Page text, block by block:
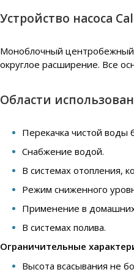
Устройство насоса
Моноблочный центробежный
округлое расширение. Все
Области
Перекачка чистой воды
Снабжение водой.
В системах отопления,
Режим сниженного
Применение в домашних
В системах полива.
Ограничительные
Высота всасывания не